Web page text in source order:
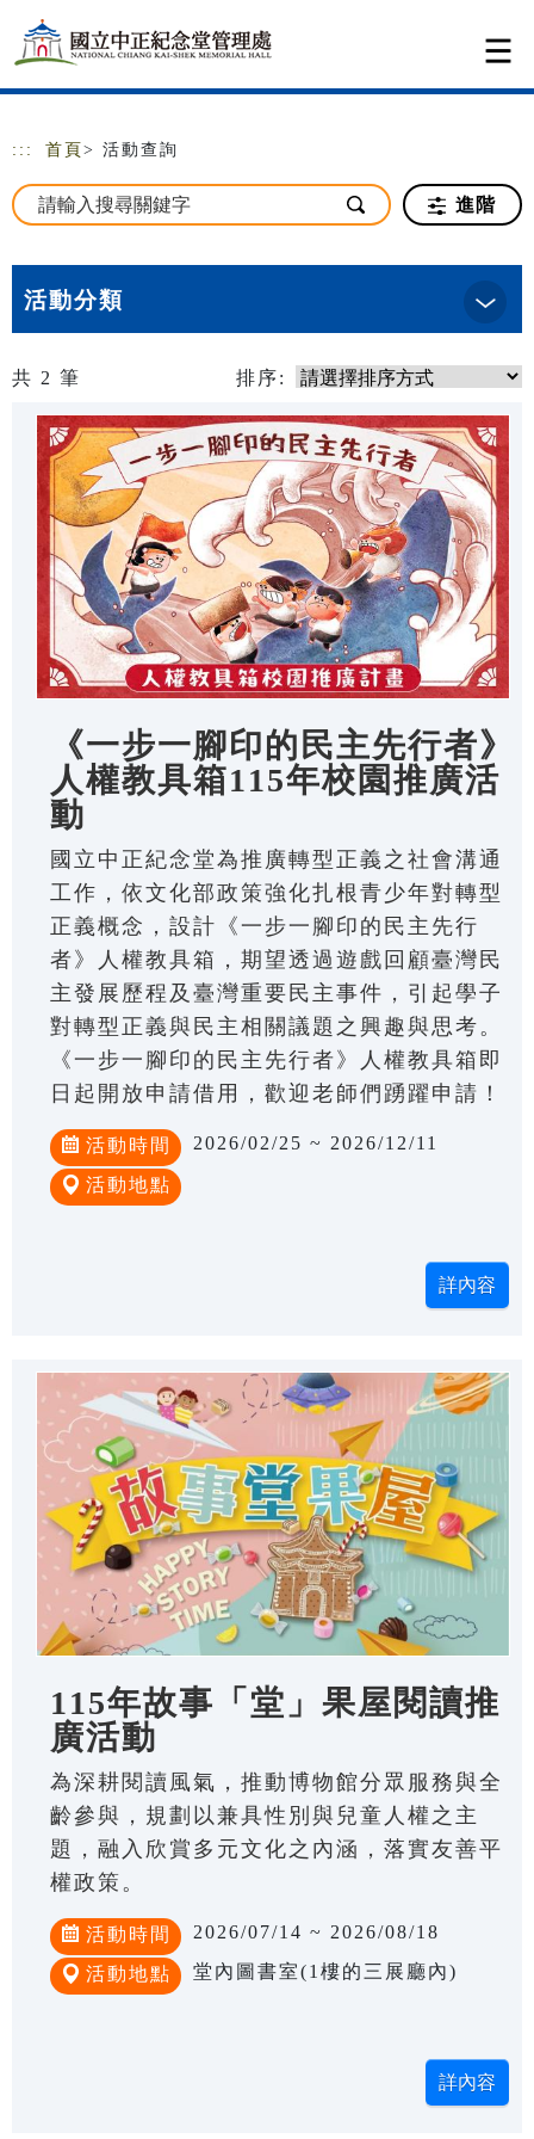
跳到主要內容
網站導覽
::: 首頁 > 活動查詢
進階
活動分類
共 2 筆 排序:
《一步一腳印的民主先行者》
人權教具箱115年校園推廣活
動
國立中正紀念堂為推廣轉型正義之社會溝通
工作，依文化部政策強化扎根青少年對轉型
正義概念，設計《一步一腳印的民主先行
者》人權教具箱，期望透過遊戲回顧臺灣民
主發展歷程及臺灣重要民主事件，引起學子
對轉型正義與民主相關議題之興趣與思考。
《一步一腳印的民主先行者》人權教具箱即
日起開放申請借用，歡迎老師們踴躍申請！
活動時間 2026/02/25 ~ 2026/12/11
活動地點
115年故事「堂」果屋閱讀推
廣活動
為深耕閱讀風氣，推動博物館分眾服務與全
齡參與，規劃以兼具性別與兒童人權之主
題，融入欣賞多元文化之內涵，落實友善平
權政策。
活動時間 2026/07/14 ~ 2026/08/18
活動地點 堂內圖書室(1樓的三展廳內)